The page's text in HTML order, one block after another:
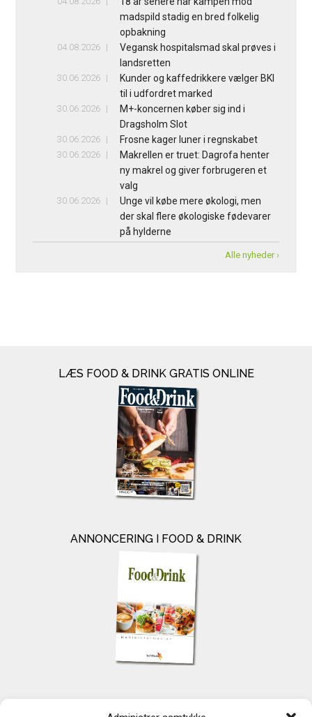
madspild stadig en bred folkelig
opbakning
04.08.2026
Vegansk hospitalsmad skal prøves i
landsretten
30.06.2026
Kunder og kaffedrikkere vælger BKI
til i udfordret marked
30.06.2026
M+-koncernen køber sig ind i
Dragsholm Slot
30.06.2026 Frosne kager luner i regnskabet
30.06.2026
Makrellen er truet: Dagrofa henter
ny makrel og giver forbrugeren et
valg
30.06.2026
Unge vil købe mere økologi, men
der skal flere økologiske fødevarer
på hylderne
Alle nyheder ›
LÆS FOOD & DRINK GRATIS ONLINE
ANNONCERING I FOOD & DRINK